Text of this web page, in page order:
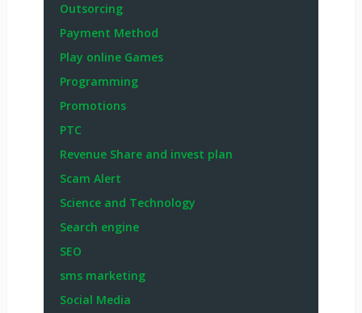
Outsorcing
Payment Method
Play online Games
Programming
Promotions
PTC
Revenue Share and invest plan
Scam Alert
Science and Technology
Search engine
SEO
sms marketing
Social Media